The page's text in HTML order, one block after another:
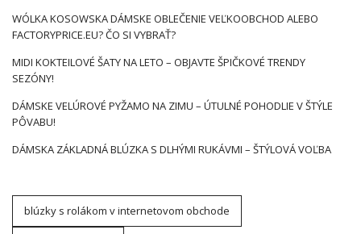
WÓLKA KOSOWSKA DÁMSKE OBLEČENIE VEĽKOOBCHOD ALEBO
FACTORYPRICE.EU? ČO SI VYBRAŤ?
MIDI KOKTEILOVÉ ŠATY NA LETO – OBJAVTE ŠPIČKOVÉ TRENDY
SEZÓNY!
DÁMSKE VELÚROVÉ PYŽAMO NA ZIMU – ÚTULNÉ POHODLIE V ŠTÝLE
PÔVABU!
DÁMSKA ZÁKLADNÁ BLÚZKA S DLHÝMI RUKÁVMI – ŠTÝLOVÁ VOĽBA
blúzky s rolákom v internetovom obchode